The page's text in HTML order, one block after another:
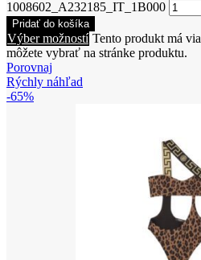
1008602_A232185_IT_1B000
Pridať do košíka
Výber možností Tento produkt má
môžete vybrať na stránke produktu.
Porovnaj
Rýchly náhľad
-65%